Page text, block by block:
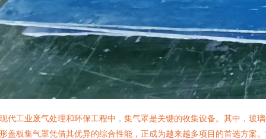
代工业废气处理和环保工程中，集气罩是关键的收集设备。其中，玻
盖板集气罩凭借其优异的综合性能，正成为越来越多项目的首选方案